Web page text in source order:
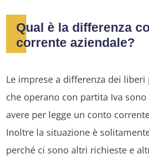
Qual è la differenza
corrente aziendale?
Le imprese a differenza dei
che operano con partita Iva
avere per legge un conto
Inoltre la situazione è
perché ci sono altri richieste e